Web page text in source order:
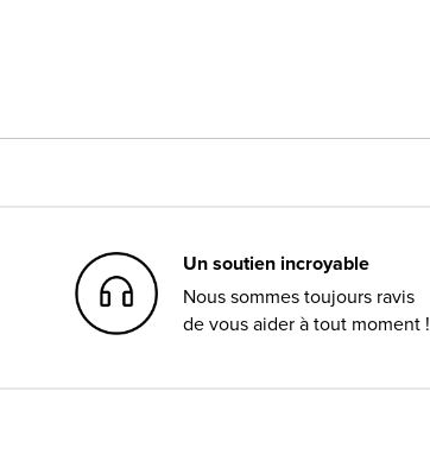
Un soutien incroyable
Nous sommes toujours ravis
de vous aider à tout moment !